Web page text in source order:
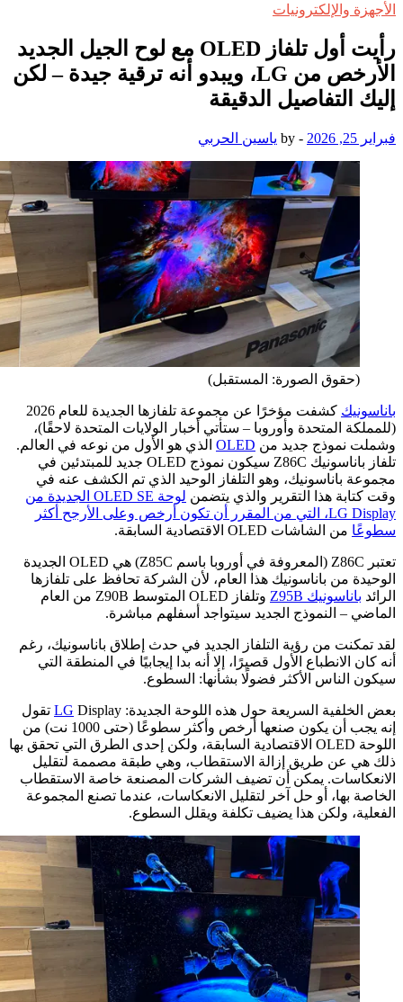
والإلكترونيات
رأيت أول تلفاز OLED مع لوح الجيل الجديد
الأرخص من LG، ويبدو أنه ترقية جيدة – لكن
التفاصيل الدقيقة
-
by ياسين الحربي
(حقوق الصورة: المستقبل)
كشفت مؤخرًا عن مجموعة تلفازها الجديدة للعام 2026
المتحدة وأوروبا – ستأتي أخبار الولايات المتحدة لاحقًا)،
نموذج جديد منOLED الذي هو الأول من نوعه في العالم.
تلفاز باناسونيك Z86C سيكون نموذج OLED جديد للمبتدئين في
باناسونيك، وهو التلفاز الوحيد الذي تم الكشف عنه في
هذا التقرير والذي يتضمن
لوحة OLED SE الجديدة من
LG Display، التي من المقرر أن تكون أرخص وعلى الأرجح أكثر
من الشاشات OLED الاقتصادية السابقة.
تعتبر Z86C (المعروفة في أوروبا باسم Z85C) هي OLED الجديدة
من باناسونيك هذا العام، لأن الشركة تحافظ على تلفازها
باناسونيك Z95B
وتلفاز OLED المتوسط ​​Z90B من العام
– النموذج الجديد سيتواجد أسفلهم مباشرة.
من رؤية التلفاز الجديد في حدث إطلاق باناسونيك، رغم
الانطباع الأول قصيرًا، إلا أنه بدا إيجابيًا في المنطقة التي
الناس الأكثر فضولًا بشأنها: السطوع.
السريعة حول هذه اللوحة الجديدة: LGDisplay تقول
إنه يجب أن يكون صنعها أرخص وأكثر سطوعًا (حتى 1000 نت) من
اللوحة OLED الاقتصادية السابقة، ولكن إحدى الطرق التي تحقق بها
عن طريق إزالة الاستقطاب، وهي طبقة مصممة لتقليل
يمكن أن تضيف الشركات المصنعة خاصة الاستقطاب
بها، أو حل آخر لتقليل الانعكاسات، عندما تصنع المجموعة
ولكن هذا يضيف تكلفة ويقلل السطوع.